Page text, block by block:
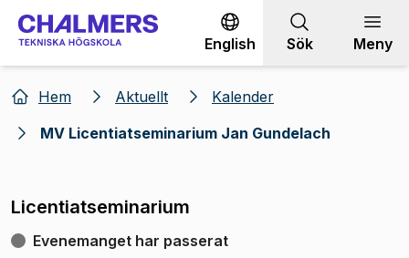
Gå till innehållet
English Sök Meny
Hem Aktuellt
Kalender
MV Licentiatseminarium Jan Gundelach
Licentiatseminarium
Evenemanget har passerat